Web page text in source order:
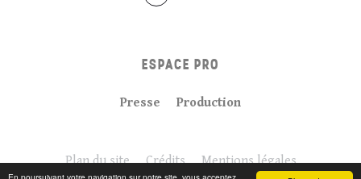
ESPACE PRO
Presse Production
Plan du site Crédits Mentions légales